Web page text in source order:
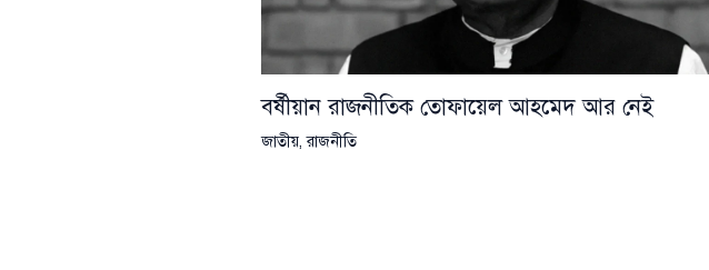
বর্ষীয়ান রাজনীতিক তোফায়েল আহমেদ আর নেই
জাতীয়,রাজনীতি